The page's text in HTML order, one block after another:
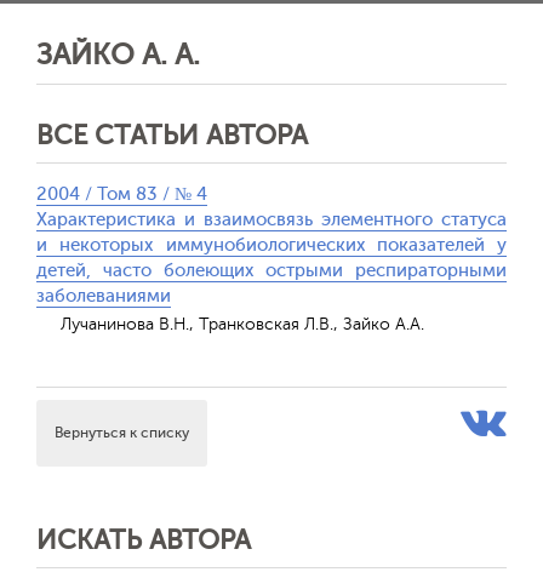
ЗАЙКО А. А.
ВСЕ СТАТЬИ АВТОРА
2004 / Том 83 / № 4
Характеристика и взаимосвязь элементного статуса
и некоторых иммунобиологических показателей у
детей, часто болеющих острыми респираторными
заболеваниями
Лучанинова В.Н., Транковская Л.В., Зайко А.А.
Вернуться к списку
ИСКАТЬ АВТОРА